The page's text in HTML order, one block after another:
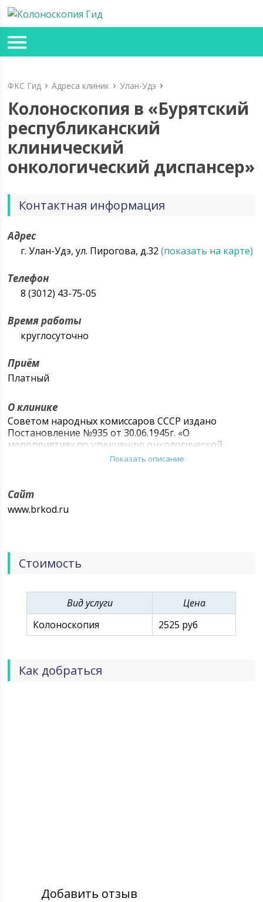
ФКС Гид Адреса клиник Улан-Удэ
Колоноскопия в «Бурятский
республиканский
клинический
онкологический диспансер»
Контактная информация
Адрес
г. Улан-Удэ, ул. Пирогова, д.32(показать на карте)
Телефон
8 (3012) 43-75-05
Время работы
круглосуточно
Приём
Платный
О клинике
Советом народных комиссаров СССР издано
Постановление №935 от 30.06.1945г. «О
мероприятиях по улучшению онкологической
помощи населению». К 1948г. была развернута по
по улучшению онкологической помощи населению»
№ 92 от 22 марта 1946г. было принято Советом
Министров Бурят - Монгольской Автономной
Показать описание
Сайт
www.brkod.ru
Стоимость
Вид услуги
Цена
Колоноскопия
2525 руб
Как добраться
Добавить отзыв